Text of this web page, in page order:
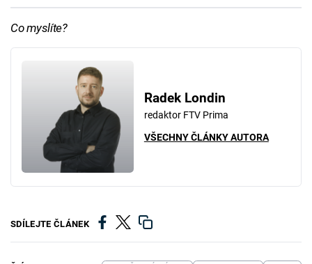
Co myslíte?
Radek Londin
redaktor FTV Prima
VŠECHNY ČLÁNKY AUTORA
SDÍLEJTE ČLÁNEK